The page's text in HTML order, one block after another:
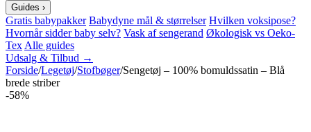
Guides ›
Gratis babypakker Babydyne mål & størrelser Hvilken voksipose?
Hvornår sidder baby selv? Vask af sengerand Økologisk vs Oeko-
Tex Alle guides
Udsalg & Tilbud →
Forside/Legetøj/Stofbøger/Sengetøj – 100% bomuldssatin – Blå
brede striber
-58%